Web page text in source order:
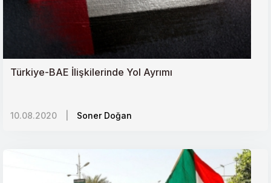
Türkiye-BAE İlişkilerinde Yol Ayrımı
10.08.2020 Soner Doğan